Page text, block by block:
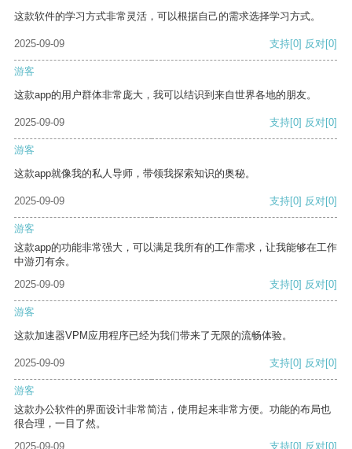
这款软件的学习方式非常灵活，可以根据自己的需求选择学习方式。
2025-09-09 支持[0] 反对[0]
游客
这款app的用户群体非常庞大，我可以结识到来自世界各地的朋友。
2025-09-09 支持[0] 反对[0]
游客
这款app就像我的私人导师，带领我探索知识的奥秘。
2025-09-09 支持[0] 反对[0]
游客
这款app的功能非常强大，可以满足我所有的工作需求，让我能够在工作
中游刃有余。
2025-09-09
支持[0] 反对[0]
游客
这款加速器VPM应用程序已经为我们带来了无限的流畅体验。
2025-09-09 支持[0] 反对[0]
游客
这款办公软件的界面设计非常简洁，使用起来非常方便。功能的布局也
很合理，一目了然。
2025-09-09
支持[0] 反对[0]